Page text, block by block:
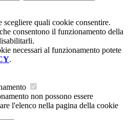
scegliere quali cookie consentire.
consentono il funzionamento della
necessari al funzionamento potete
.
non possono essere
l'elenco nella pagina della cookie